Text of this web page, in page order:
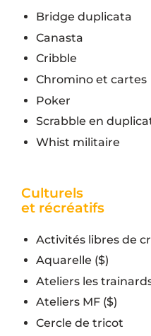
Bridge duplicata
Canasta
Cribble
Chromino et cartes
Poker
Scrabble en
Whist militaire
Culturels
et récréatifs
Activités libres de
Aquarelle ($)
Ateliers les
Ateliers MF ($)
Cercle de tricot